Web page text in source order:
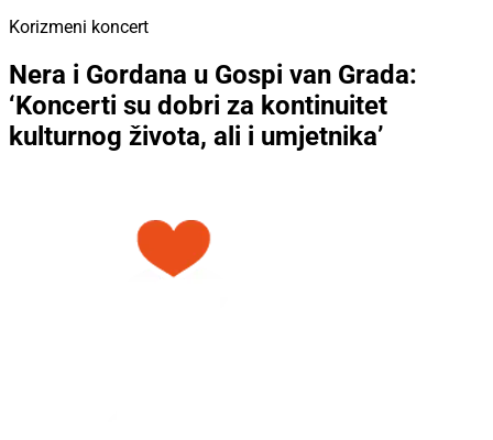
Korizmeni koncert
Nera i Gordana u Gospi van Grada:
‘Koncerti su dobri za kontinuitet
kulturnog života, ali i umjetnika’